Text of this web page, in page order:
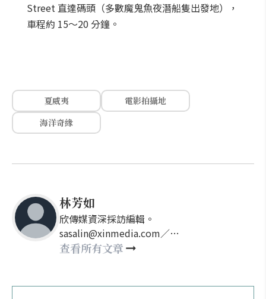
Street 直達碼頭（多數魔鬼魚夜潛船隻出發地），
車程約 15～20 分鐘。
夏威夷
電影拍攝地
海洋奇緣
林芳如
欣傳媒資深採訪編輯。
sasalin@xinmedia.com／
happy21917@gmail.com
查看所有文章